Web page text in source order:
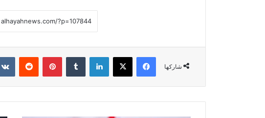
شاركها
فيسبوك X لينكدإن بينتيريست